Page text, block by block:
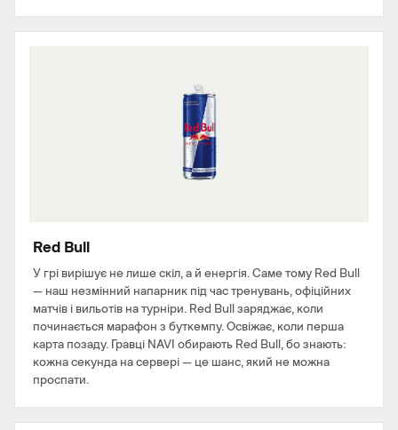
Red Bull
У грі вирішує не лише скіл, а й енергія. Саме тому Red Bull
— наш незмінний напарник під час тренувань, офіційних
матчів і вильотів на турніри. Red Bull заряджає, коли
починається марафон з буткемпу. Освіжає, коли перша
карта позаду. Гравці NAVI обирають Red Bull, бо знають:
кожна секунда на сервері — це шанс, який не можна
проспати.